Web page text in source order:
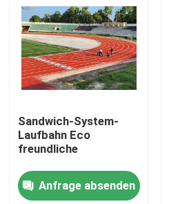
Zu Hause
Sandwich-System-
Laufbahn Eco
freundliche
Anfrage absenden